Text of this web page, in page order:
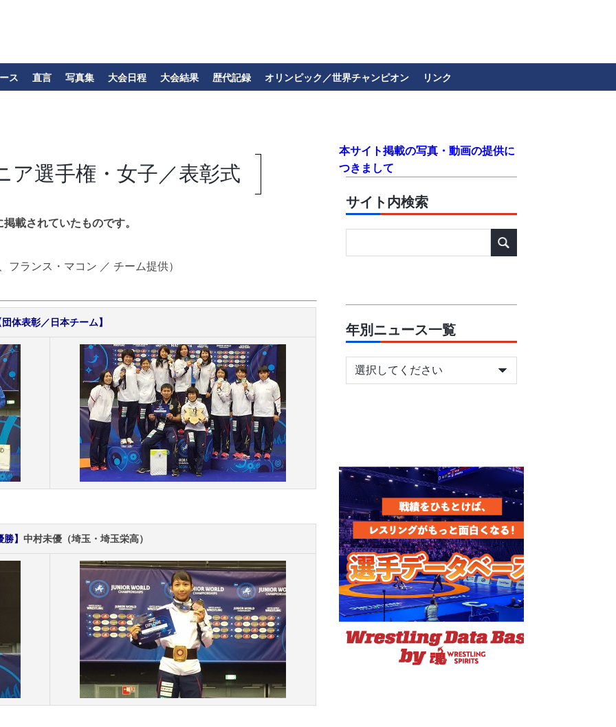
ス 直言 写真集 大会日程 大会結果 歴代記録 オリンピック／世界チャンピオン リンク
ア選手権・女子／表彰式
載されていたものです。
フランス・マコン ／ チーム提供）
団体表彰／日本チーム】
】 中村未優（埼玉・埼玉栄高）
本サイト掲載の写真・動画の提供に
つきまして
サイト内検索
年別ニュース一覧